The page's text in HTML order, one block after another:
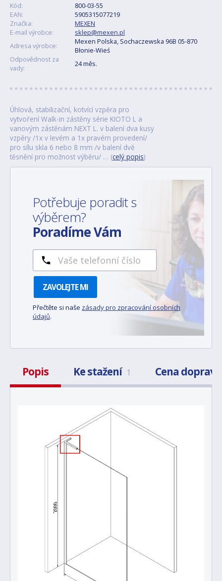
Kód:
800-03-55
EAN:
5905315077219
Značka:
MEXEN
E-mail výrobce:
sklep@mexen.pl
Adresa výrobce:
Mexen Polska, Sochaczewska 96B 05-870
Błonie-Wieś
Odpovědnost za
vady:
24 měs.
Úhlová, stabilizační, kotvící vzpěra pro
vytvoření Walk-in zástěny série KIOTO L a
vanovým zástěnám NEXT L. v balení dva kusy
vzpěry /1x v levém a 1x pravém provedení/
pro sílu skla 6 nebo 8 mm /v balení dvě
těsnění pro možnost výběru/ … (celý popis)
Potřebuje poradit s
výběrem?
Poradíme Vám
ZAVOLEJTE MI
Přečtěte si naše zásady pro zpracování osobních
údajů.
Popis Ke stažení 1 Cena dopravy